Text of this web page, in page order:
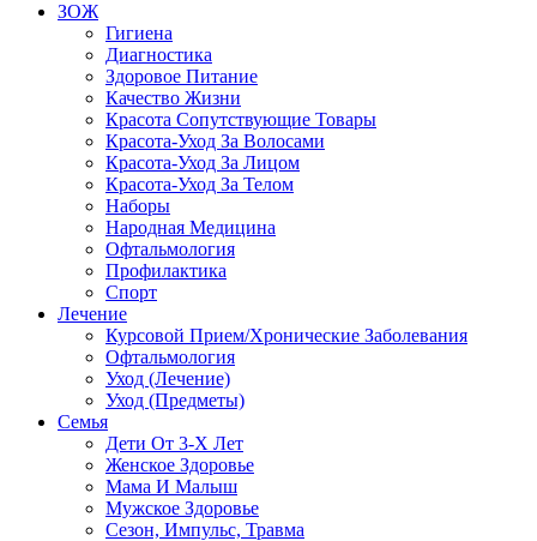
ЗОЖ
Гигиена
Диагностика
Здоровое Питание
Качество Жизни
Красота Сопутствующие Товары
Красота-Уход За Волосами
Красота-Уход За Лицом
Красота-Уход За Телом
Наборы
Народная Медицина
Офтальмология
Профилактика
Спорт
Лечение
Курсовой Прием/Хронические Заболевания
Офтальмология
Уход (Лечение)
Уход (Предметы)
Семья
Дети От 3-Х Лет
Женское Здоровье
Мама И Малыш
Мужское Здоровье
Сезон, Импульс, Травма